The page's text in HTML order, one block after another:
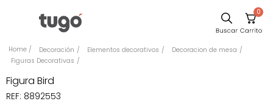
0
Decoración Elementos decorativos
Decoracion de mesa
Figuras Decorativas
Figura Bird
REF: 8892553
Comedor
Escritorio